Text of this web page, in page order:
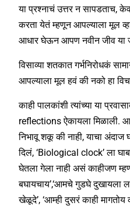
या प्रश्नाचं उत्तर न सापडताच,
करता येतं म्हणून आपल्याला मूल
आधार घेऊन आपण नवीन जीव
विसाव्या शतकात गर्भनिरोधकं
आपल्याला मूल हवं की नको हा
काही पालकांशी त्यांच्या या
reflections ऐकायला मिळाली.
निभावू शकू की नाही, याचा
दिलं, ‘Biological clock’ ला
घेतला गेला नाही असं काहीजण
बघायचाय’,‘आमचे गुडघे दुखायला
खेळूदे’, ‘आम्ही दुसरं काही